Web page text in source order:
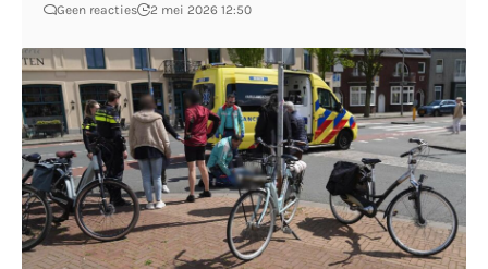
Geen reacties 2 mei 2026 12:50